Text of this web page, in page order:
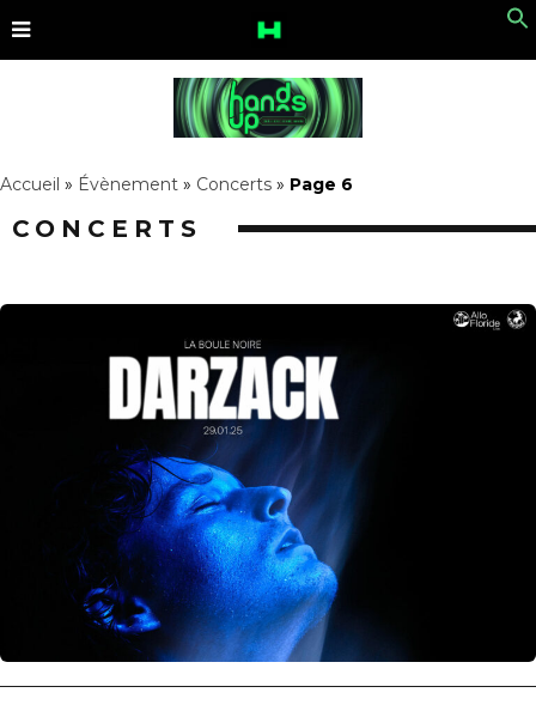
Accueil » Évènement » Concerts » Page 6
CONCERTS